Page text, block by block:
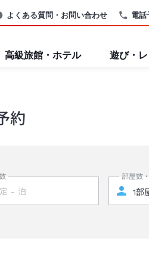
電話
よくある質問・お問い合わせ
高級旅館・ホテル 遊び・
約
部屋数